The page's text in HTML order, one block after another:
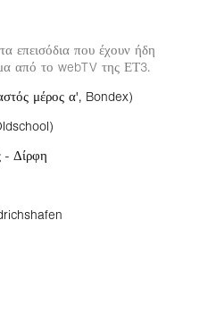
επεισόδια που έχουν ήδη
από το webTV της ΕΤ3.
μέρος α', Bondex)
- Δίρφη